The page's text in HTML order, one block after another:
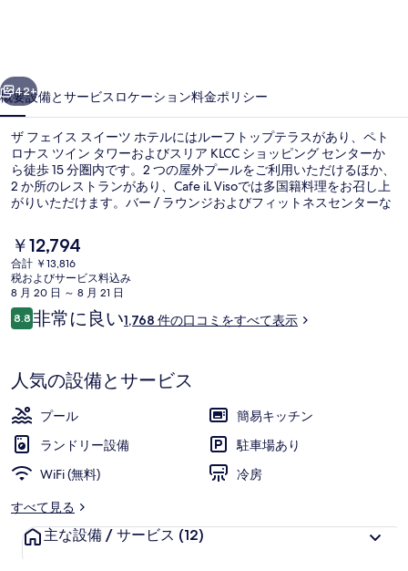
ー
ツ
ホ
テ
ル
の
写
真
ギ
ラ
リ
ー
次へ
42+
概要設備とサービス ロケーション料金ポリシー
ザ フェイス スイーツ ホテルにはルーフトップテラスがあり、ペト
ロナス ツイン タワーおよびスリア KLCC ショッピング センターか
ら徒歩 15 分圏内です。2 つの屋外プールをご利用いただけるほか、
2 か所のレストランがあり、Cafe iL Visoでは多国籍料理をお召し上
がりいただけます。バー / ラウンジおよびフィットネスセンターな
乾燥機など便利な設備も備わっています。旅行者はプールや親切な
スタッフを評価しています。周辺ではさまざまな公共交通機関を利
用できます。地下鉄ブキッ ナナス駅までは 3 分、地下鉄ダン ワギ
駅までは 5 分です。
現
在
の
料
金
は
す
￥12,794
合計 ￥13,816
税およびサービス料込み
8 月 20 日 ～ 8 月 21 日
口
コ
8.810段階中8.8
非常に良い1,768 件の口コミをすべて表示
人気の設備とサービス
プール
簡易キッチン
ランドリー設備
駐車場あり
WiFi (無料)
冷房
すべて見る
主な設備 / サービス (12)